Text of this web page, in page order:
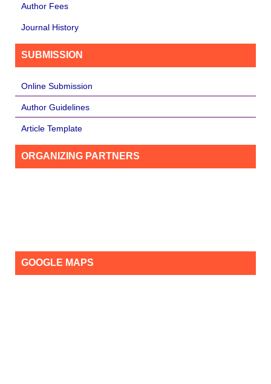
Author Fees
Journal History
SUBMISSION
Online Submission
Author Guidelines
Article Template
ORGANIZING PARTNERS
GOOGLE MAPS